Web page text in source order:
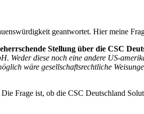
geantwortet. Hier meine
Stellung über die CSC
Weder diese noch eine andere US-
wäre gesellschaftsrechtliche
Frage ist, ob die CSC Deutschland